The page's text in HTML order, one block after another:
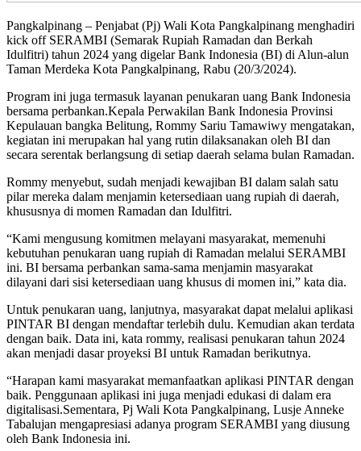
Pangkalpinang – Penjabat (Pj) Wali Kota Pangkalpinang menghadiri
kick off SERAMBI (Semarak Rupiah Ramadan dan Berkah
Idulfitri) tahun 2024 yang digelar Bank Indonesia (BI) di Alun-alun
Taman Merdeka Kota Pangkalpinang, Rabu (20/3/2024).
Program ini juga termasuk layanan penukaran uang Bank Indonesia
bersama perbankan.Kepala Perwakilan Bank Indonesia Provinsi
Kepulauan bangka Belitung, Rommy Sariu Tamawiwy mengatakan,
kegiatan ini merupakan hal yang rutin dilaksanakan oleh BI dan
secara serentak berlangsung di setiap daerah selama bulan Ramadan.
Rommy menyebut, sudah menjadi kewajiban BI dalam salah satu
pilar mereka dalam menjamin ketersediaan uang rupiah di daerah,
khususnya di momen Ramadan dan Idulfitri.
“Kami mengusung komitmen melayani masyarakat, memenuhi
kebutuhan penukaran uang rupiah di Ramadan melalui SERAMBI
ini. BI bersama perbankan sama-sama menjamin masyarakat
dilayani dari sisi ketersediaan uang khusus di momen ini,” kata dia.
Untuk penukaran uang, lanjutnya, masyarakat dapat melalui aplikasi
PINTAR BI dengan mendaftar terlebih dulu. Kemudian akan terdata
dengan baik. Data ini, kata rommy, realisasi penukaran tahun 2024
akan menjadi dasar proyeksi BI untuk Ramadan berikutnya.
“Harapan kami masyarakat memanfaatkan aplikasi PINTAR dengan
baik. Penggunaan aplikasi ini juga menjadi edukasi di dalam era
digitalisasi.Sementara, Pj Wali Kota Pangkalpinang, Lusje Anneke
Tabalujan mengapresiasi adanya program SERAMBI yang diusung
oleh Bank Indonesia ini.